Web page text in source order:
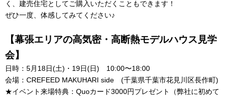
く、建売住宅としてご購入いただくこともできます！
ぜひ一度、体感してみてください♪
【幕張エリアの高気密・高断熱モデルハウス見学
会】
日時：5月18日(土)・19日(日) 10:00〜18:00
会場：CREFEED MAKUHARI side (千葉県千葉市花見川区長作町)
★イベント来場特典：Quoカード3000円プレゼント（弊社に初めて